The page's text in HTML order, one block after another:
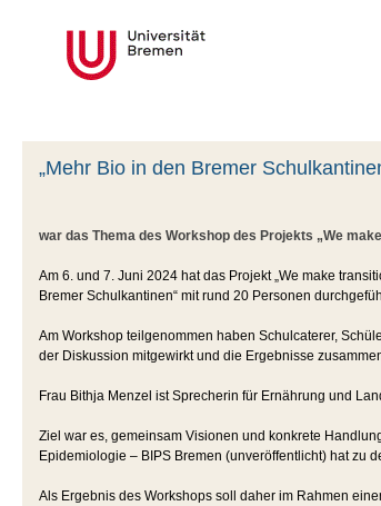
„Mehr Bio in den Bremer
war das Thema des Workshop des Projekts „We
Am 6. und 7. Juni 2024 hat das Projekt „We make
Bremer Schulkantinen“ mit rund 20 Personen
Am Workshop teilgenommen haben Schulcaterer,
der Diskussion mitgewirkt und die Ergebnisse
Frau Bithja Menzel ist Sprecherin für Ernährung und
Ziel war es, gemeinsam Visionen und konkrete
Epidemiologie – BIPS Bremen (unveröffentlicht) hat zu
Als Ergebnis des Workshops soll daher im Rahmen